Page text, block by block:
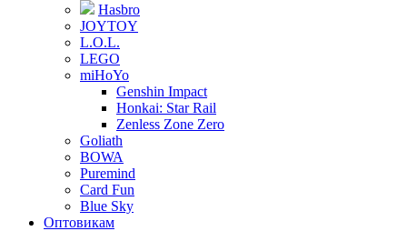
Hasbro
JOYTOY
L.O.L.
LEGO
miHoYo
Genshin Impact
Honkai: Star Rail
Zenless Zone Zero
Goliath
BOWA
Puremind
Card Fun
Blue Sky
Оптовикам